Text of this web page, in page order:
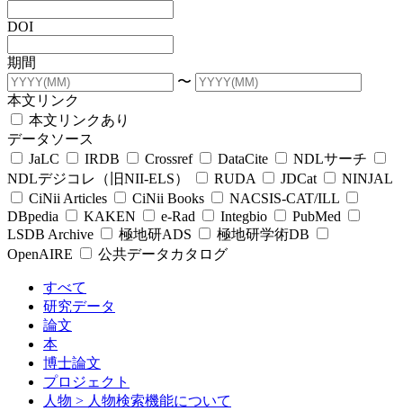
DOI
期間
〜
本文リンク
本文リンクあり
データソース
JaLC
IRDB Crossref DataCite
NDLサーチ
NDLデジコレ（旧NII-ELS）
RUDA JDCat
NINJAL
CiNii Articles
CiNii Books
NACSIS-CAT/ILL
DBpedia
KAKEN e-Rad Integbio
PubMed
LSDB Archive
極地研ADS
極地研学術DB
OpenAIRE
公共データカタログ
すべて
研究データ
論文
本
博士論文
プロジェクト
人物 > 人物検索機能について